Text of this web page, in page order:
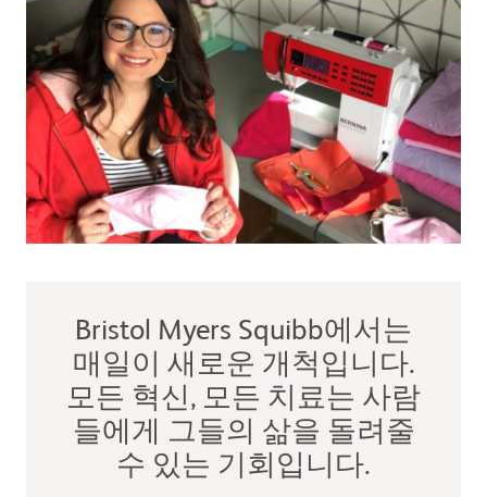
Bristol Myers Squibb에서는
매일이 새로운 개척입니다.
모든 혁신, 모든 치료는 사람
들에게 그들의 삶을 돌려줄
수 있는 기회입니다.